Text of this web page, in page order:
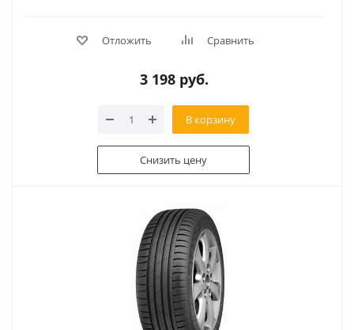
Отложить Сравнить
3 198 руб.
В корзину
Снизить цену